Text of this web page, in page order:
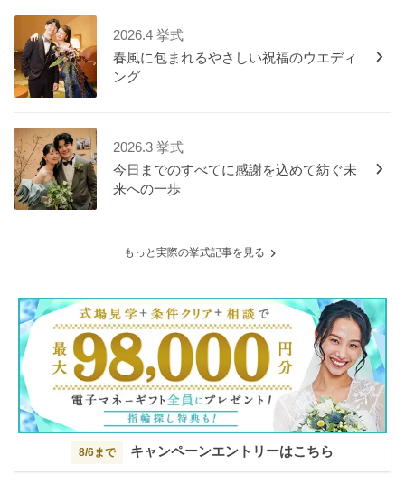
2026.4 挙式
春風に包まれるやさしい祝福のウエディ
ング
2026.3 挙式
今日までのすべてに感謝を込めて紡ぐ未
来への一歩
もっと実際の挙式記事を見る
8/6まで キャンペーンエントリーはこちら